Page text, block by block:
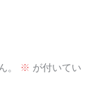
。 ※ が付いてい